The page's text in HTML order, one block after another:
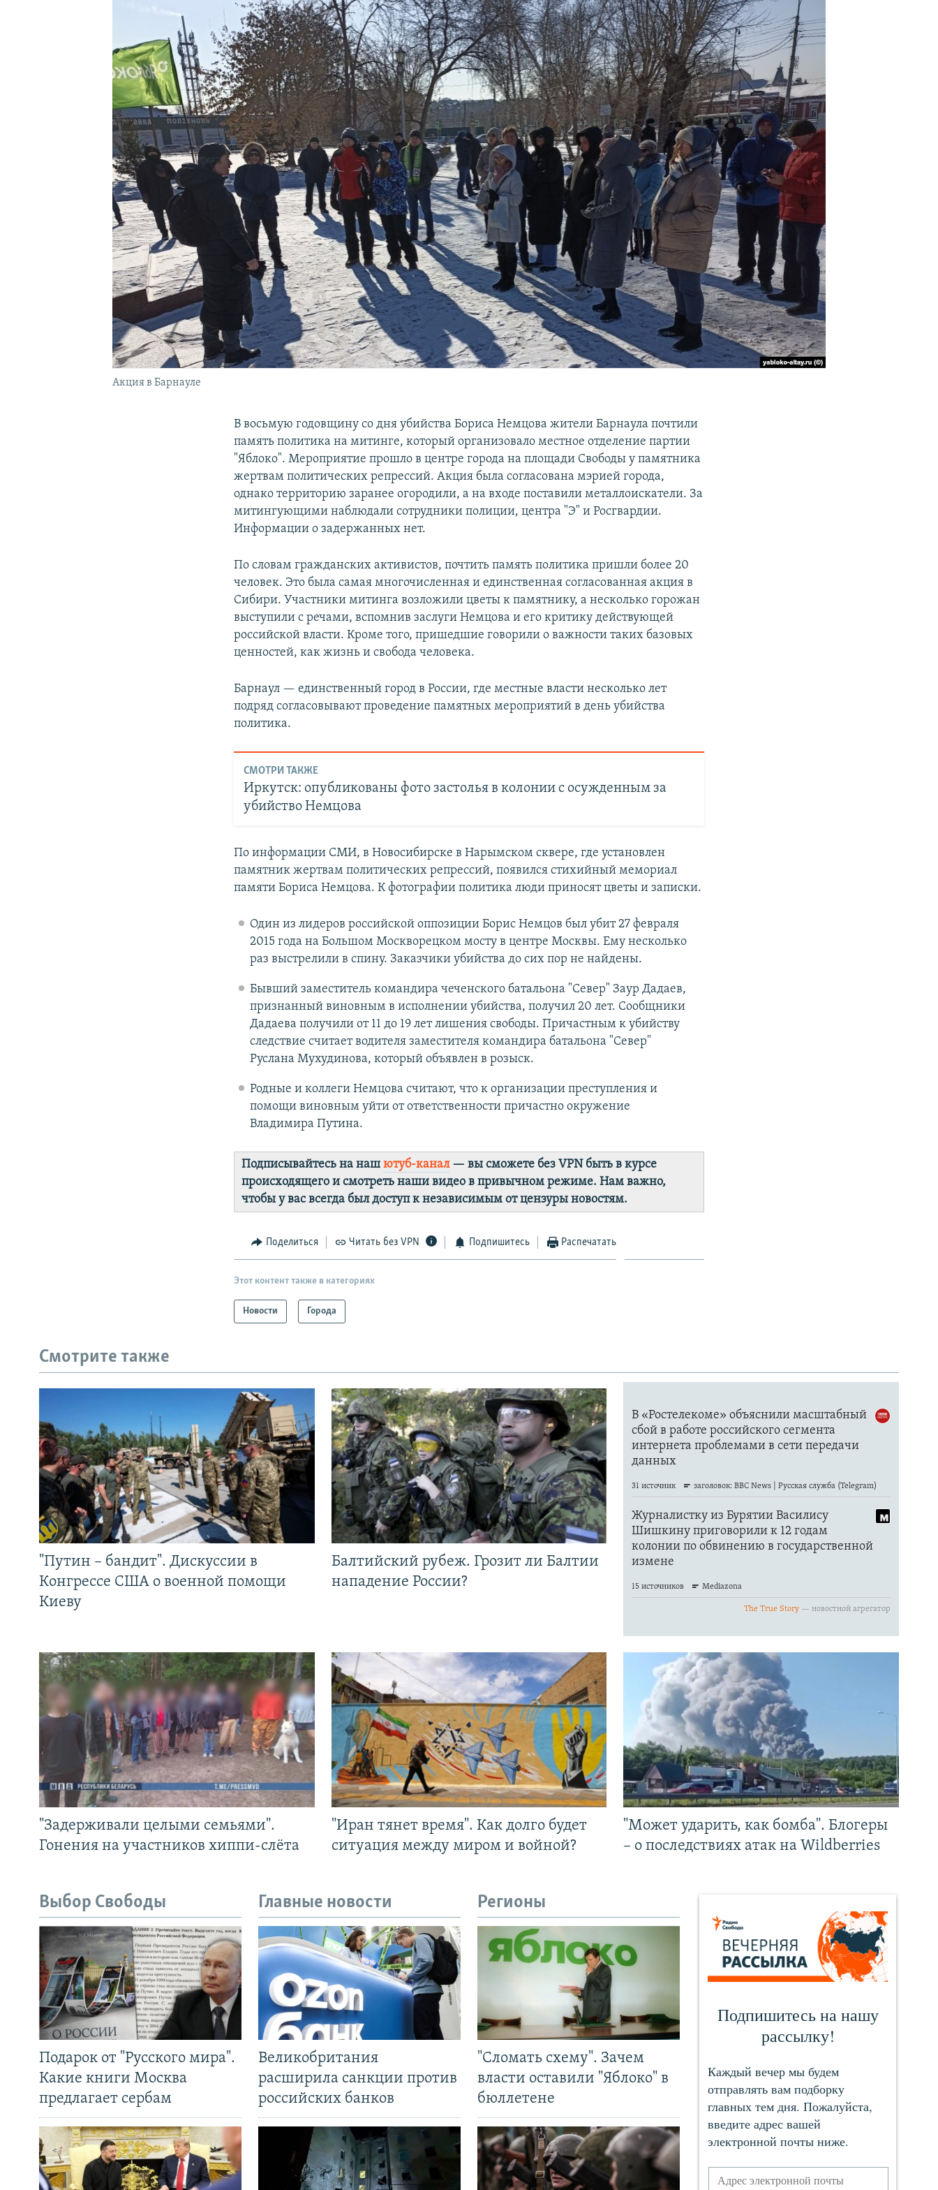
Акция в Барнауле
В восьмую годовщину со дня убийства Бориса Немцова жители Барнаула почтили
память политика на митинге, который организовало местное отделение партии
"Яблоко". Мероприятие прошло в центре города на площади Свободы у памятника
жертвам политических репрессий. Акция была согласована мэрией города,
однако территорию заранее огородили, а на входе поставили металлоискатели. За
митингующими наблюдали сотрудники полиции, центра "Э" и Росгвардии.
Информации о задержанных нет.
По словам гражданских активистов, почтить память политика пришли более 20
человек. Это была самая многочисленная и единственная согласованная акция в
Сибири. Участники митинга возложили цветы к памятнику, а несколько горожан
выступили с речами, вспомнив заслуги Немцова и его критику действующей
российской власти. Кроме того, пришедшие говорили о важности таких базовых
ценностей, как жизнь и свобода человека.
Барнаул — единственный город в России, где местные власти несколько лет
подряд согласовывают проведение памятных мероприятий в день убийства
политика.
СМОТРИ ТАКЖЕ
Иркутск: опубликованы фото застолья в колонии с осужденным за
убийство Немцова
По информации СМИ, в Новосибирске в Нарымском сквере, где установлен
памятник жертвам политических репрессий, появился стихийный мемориал
памяти Бориса Немцова. К фотографии политика люди приносят цветы и записки.
Один из лидеров российской оппозиции Борис Немцов был убит 27 февраля
2015 года на Большом Москворецком мосту в центре Москвы. Ему несколько
раз выстрелили в спину. Заказчики убийства до сих пор не найдены.
Бывший заместитель командира чеченского батальона "Север" Заур Дадаев,
признанный виновным в исполнении убийства, получил 20 лет. Сообщники
Дадаева получили от 11 до 19 лет лишения свободы. Причастным к убийству
следствие считает водителя заместителя командира батальона "Север"
Руслана Мухудинова, который объявлен в розыск.
Родные и коллеги Немцова считают, что к организации преступления и
помощи виновным уйти от ответственности причастно окружение
Владимира Путина.
Подписывайтесь на нашютуб-канал— вы сможете без VPN быть в курсе
происходящего и смотреть наши видео в привычном режиме. Нам важно,
чтобы у вас всегда был доступ к независимым от цензуры новостям.
Поделиться Читать без VPN Подпишитесь Распечатать
Этот контент также в категориях
Новости Города
Смотрите также
"Путин – бандит". Дискуссии в
Конгрессе США о военной помощи
Киеву
Балтийский рубеж. Грозит ли Балтии
нападение России?
"Задерживали целыми семьями".
Гонения на участников хиппи-слёта
"Иран тянет время". Как долго будет
ситуация между миром и войной?
"Может ударить, как бомба". Блогеры
– о последствиях атак на Wildberries
Выбор Свободы
Подарок от "Русского мира".
Какие книги Москва
предлагает сербам
Главные новости
Великобритания
расширила санкции против
российских банков
Регионы
"Сломать схему". Зачем
власти оставили "Яблоко" в
бюллетене